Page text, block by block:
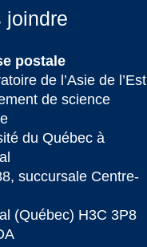
joindre
postale
de l’Asie de l’Est
de science
du Québec à
succursale Centre-
(Québec) H3C 3P8